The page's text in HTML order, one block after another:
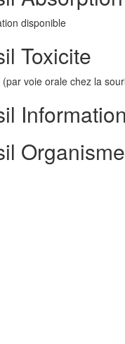
disponible
Toxicite
voie orale chez la